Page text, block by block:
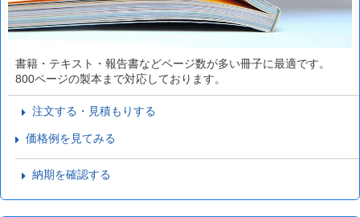
書籍・テキスト・報告書などページ数が多い冊子に最適です。
800ページの製本まで対応しております。
注文する・見積もりする
価格例を見てみる
納期を確認する